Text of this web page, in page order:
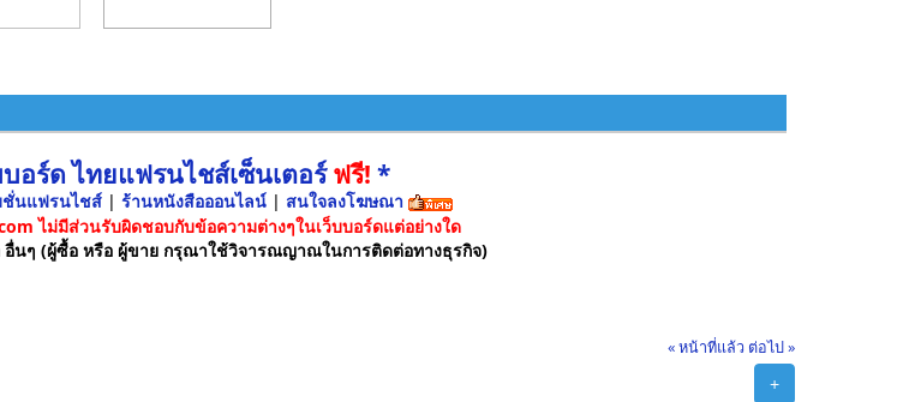
อร์ด ไทยแฟรนไชส์เซ็นเตอร์ฟรี! *
ชั่นแฟรนไชส์ | ร้านหนังสือออนไลน์ | สนใจลงโฆษณา
ไม่มีส่วนรับผิดชอบกับข้อความต่างๆในเว็บบอร์ดแต่อย่างใด
อื่นๆ (ผู้ซื้อ หรือ ผู้ขาย กรุณาใช้วิจารณญาณในการติดต่อทางธุรกิจ)
« หน้าที่แล้ว ต่อไป »
+